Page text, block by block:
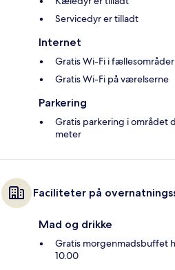
Servicedyr er tilladt
Internet
Gratis Wi-Fi i fællesområder
Gratis Wi-Fi på værelserne
Parkering
Gratis parkering i området
meter
Faciliteter på
Mad og drikke
Gratis morgenmadsbuffet
10.00